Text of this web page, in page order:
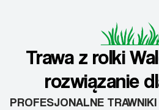
Trawa z rolki
rozwiązanie
PROFESJONALNE